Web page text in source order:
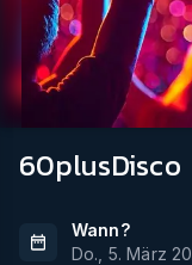
60plusDisco
Wann?
Do., 5. März